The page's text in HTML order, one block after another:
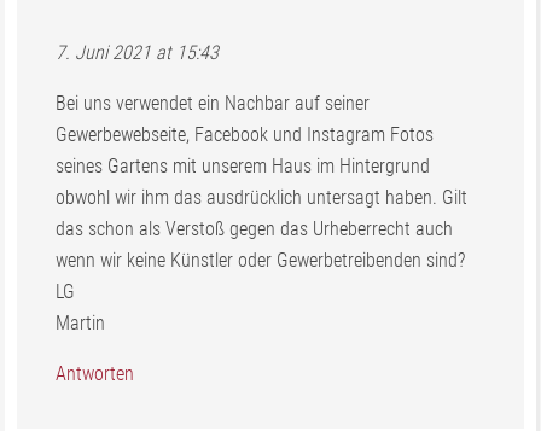
7. Juni 2021 at 15:43
Bei uns verwendet ein Nachbar auf seiner
Gewerbewebseite, Facebook und Instagram Fotos
seines Gartens mit unserem Haus im Hintergrund
obwohl wir ihm das ausdrücklich untersagt haben. Gilt
das schon als Verstoß gegen das Urheberrecht auch
wenn wir keine Künstler oder Gewerbetreibenden sind?
LG
Martin
Antworten